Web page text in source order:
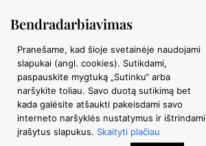
Bendradarbiavimas
Partneriams
BN akademija soc. tinkluose
Pranešame, kad šioje svetainėje naudojami
slapukai (angl. cookies). Sutikdami,
paspauskite mygtuką „Sutinku“ arba
naršykite toliau. Savo duotą sutikimą bet
kada galėsite atšaukti pakeisdami savo
interneto naršyklės nustatymus ir ištrindami
įrašytus slapukus. Skaityti plačiau